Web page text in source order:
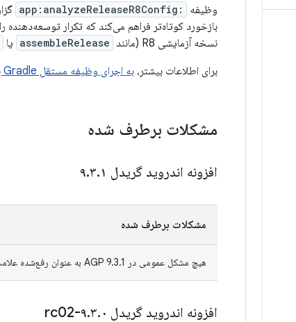
وظیفه :app:analyzeReleaseR8Config
نسخه آزمایشی R8 (مانند
assembleRelease یا
برای اطلاعات بیشتر، به اجرای وظیفه مستقل Gradle برای تولید گزارش
مشکلات برطرف شده
افزونه اندروید گریدل ۹ .۳.۱
مشکلات برطرف شده
هیچ مشکل عمومی در AGP 9.3.1 به عنوان رفع‌شده علامت‌گذاری نشده بود.
افزونه اندروید گریدل ۹ .۳.۰-rc02